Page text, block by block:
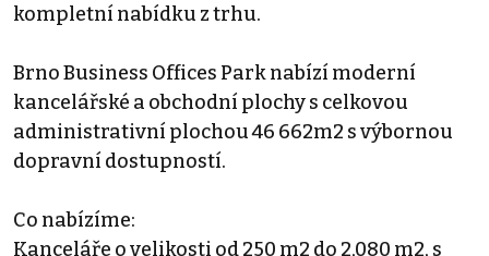
kompletní nabídku z trhu.
Brno Business Offices Park nabízí moderní
kancelářské a obchodní plochy s celkovou
administrativní plochou 46 662m2 s výbornou
dopravní dostupností.
Co nabízíme:
Kanceláře o velikosti od 250 m2 do 2,080 m2, s